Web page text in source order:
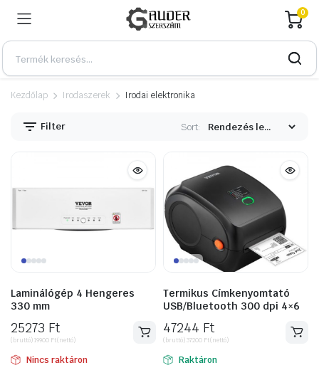
0
Kezdőlap Irodaszerek Irodai elektronika
Filter Sort:
Laminálógép 4 Hengeres
330 mm
25273 Ft
(bruttó)19900 Ft(nettó)
Nincs raktáron
Termikus Címkenyomtató
USB/Bluetooth 300 dpi 4×6
47244 Ft
(bruttó)37200 Ft(nettó)
Raktáron